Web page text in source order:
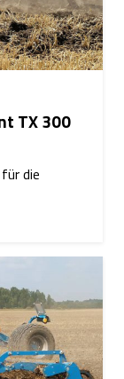
TX 300
die